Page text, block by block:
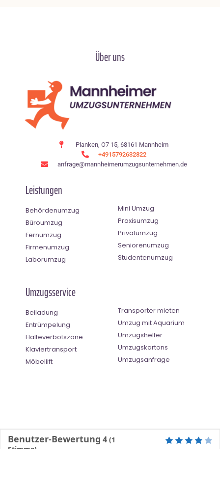
Über uns
Planken, O7 15, 68161 Mannheim
+4915792632822
anfrage@mannheimerumzugsunternehmen.de
Leistungen
Behördenumzug
Büroumzug
Fernumzug
Firmenumzug
Laborumzug
Mini Umzug
Praxisumzug
Privatumzug
Seniorenumzug
Studentenumzug
Umzugsservice
Beiladung
Entrümpelung
Halteverbotszone
Klaviertransport
Möbellift
Transporter mieten
Umzug mit Aquarium
Umzugshelfer
Umzugskartons
Umzugsanfrage
Benutzer-Bewertung 4 (1
Stimme)